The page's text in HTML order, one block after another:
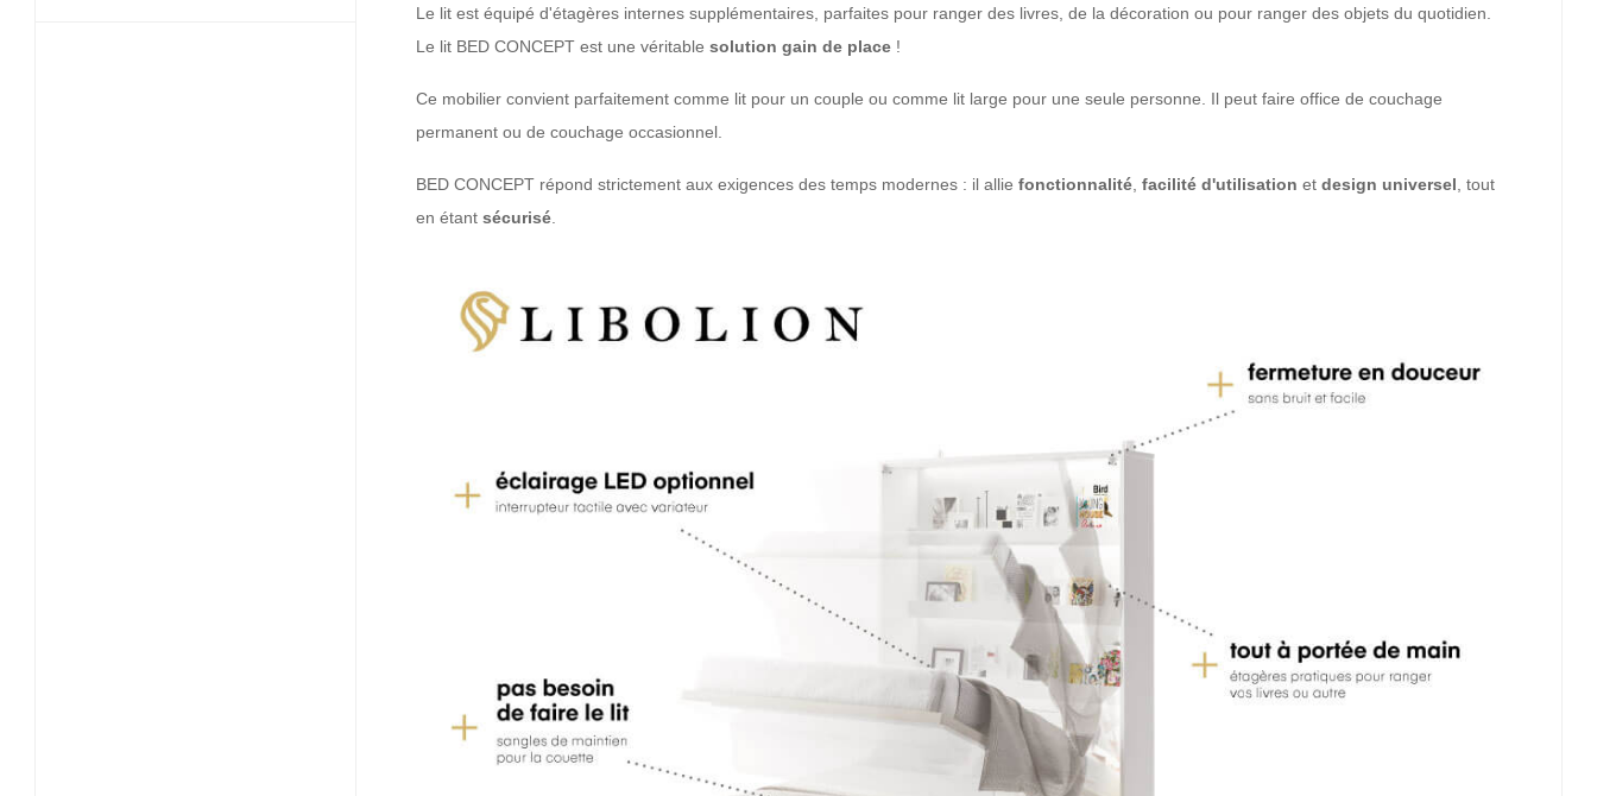
Le lit est équipé d'étagères internes supplémentaires, parfaites pour ranger des livres, de la décoration ou pour ranger des objets du quotidien.
Le lit BED CONCEPT est une véritable solution gain de place !
Ce mobilier convient parfaitement comme lit pour un couple ou comme lit large pour une seule personne. Il peut faire office de couchage
permanent ou de couchage occasionnel.
BED CONCEPT répond strictement aux exigences des temps modernes : il allie fonctionnalité facilité d'utilisation et design universel , tout
en étant sécurisé